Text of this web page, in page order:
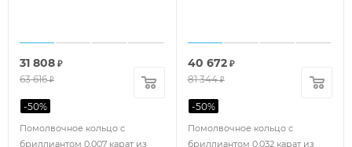
Помолвочное кольцо с
бриллиантом 0.007 карат из
31 808 ₽
63 616₽
-50%
Помолвочное кольцо с
бриллиантом 0.032 карат из
40 672₽
81 344₽
-50%